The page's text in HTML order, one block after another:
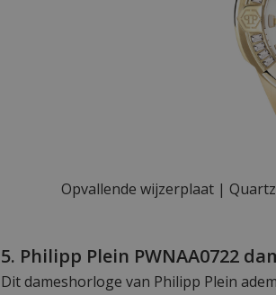
Opvallende wijzerplaat |
5. Philipp Plein PWNAA0722
Dit dameshorloge van Philipp Plein